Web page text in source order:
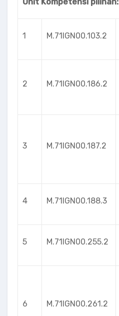
1 M.71IGN00.103.2
2 M.71IGN00.186.2
3 M.71IGN00.187.2
4 M.71IGN00.188.3
5 M.71IGN00.255.2
6 M.71IGN00.261.2